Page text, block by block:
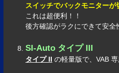
スイッチでバックモニターが
これは超便利！！
後方確認がラクにできて安全
SI-Auto タイプ III
タイプ II の軽量版で、VAB